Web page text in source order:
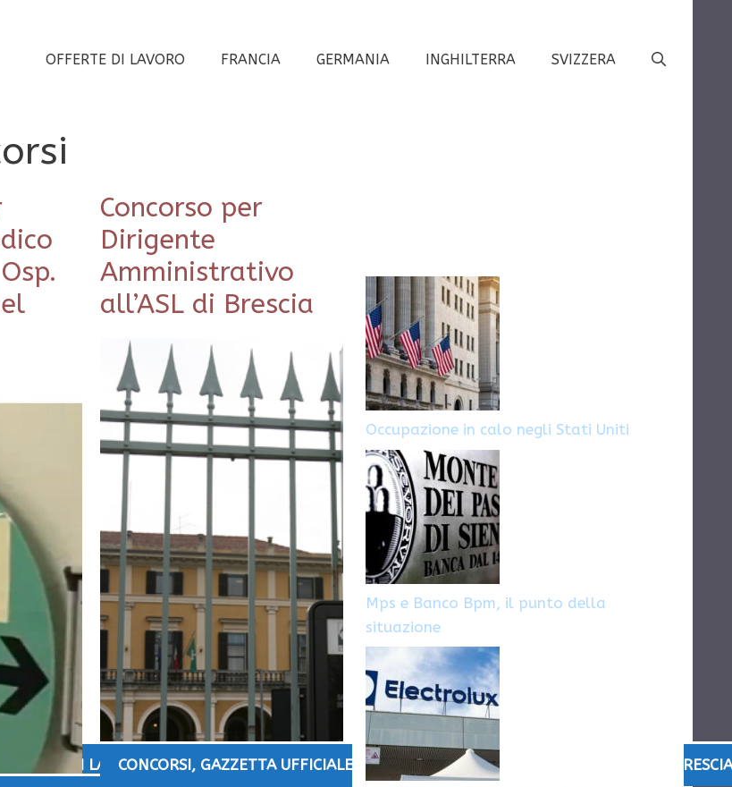
OFFERTE DI LAVORO FRANCIA GERMANIA INGHILTERRA SVIZZERA
OFFERTE DI LAVORO LOMBARDIA
Concorso per
Dirigente
Amministrativo
all’ASL di Brescia
CONCORSI, GAZZETTA UFFICIALE OFFERTE DI LAVORO OFFERTE DI LAVORO
Occupazione in calo negli Stati Uniti
Mps e Banco Bpm, il punto della
situazione